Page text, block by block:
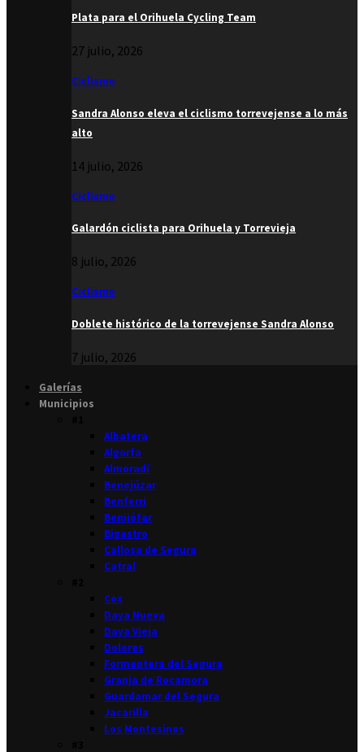
Plata para el Orihuela Cycling Team
27 julio, 2026
Ciclismo
Sandra Alonso eleva el ciclismo torrevejense a lo más
alto
14 julio, 2026
Ciclismo
Galardón ciclista para Orihuela y Torrevieja
8 julio, 2026
Ciclismo
Doblete histórico de la torrevejense Sandra Alonso
7 julio, 2026
Galerías
Municipios
Albatera
Algorfa
Almoradí
Benejúzar
Benferri
Benijófar
Bigastro
Callosa de Segura
Catral
Cox
Daya Nueva
Daya Vieja
Dolores
Formentera del Segura
Granja de Rocamora
Guardamar del Segura
Jacarilla
Los Montesinos